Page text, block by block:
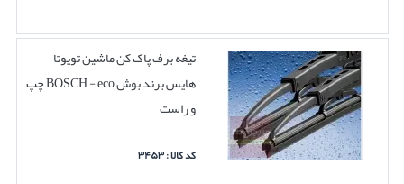
تیغه برف پاک کن ماشین تویوتا
هایس برند بوش BOSCH - eco چپ
و راست
کد کالا : ۳۴۵۳